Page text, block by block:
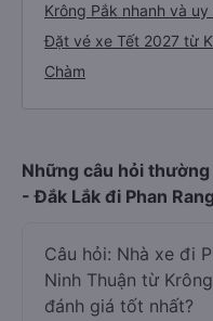
Krông Pắk nhanh và
Đặt vé xe Tết 2027 từ
Chàm
Những câu hỏi
- Đắk Lắk đi Phan
Câu hỏi: Nhà xe đi
Ninh Thuận từ
đánh giá tốt nhất?